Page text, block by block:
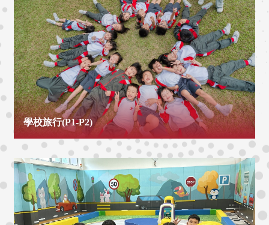
學校旅行(P1-P2)